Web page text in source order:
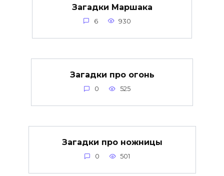
Загадки Маршака
6 930
Загадки про огонь
0 525
Загадки про ножницы
0 501